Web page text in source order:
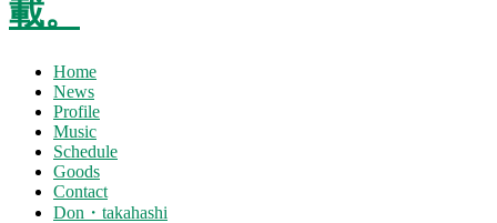
Home
News
Profile
Music
Schedule
Goods
Contact
Don・takahashi